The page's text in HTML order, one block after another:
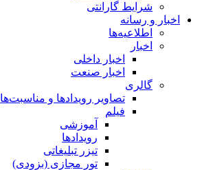
شرایط گارانتی
اخبار و رسانه
اطلاعیه‌ها
اخبار
اخبار داخلی
اخبار صنعت
گالری
تصاویر رویدادها و مناسبت‌ها
فیلم
آموزشی
رویدادها
تیزر تبلیغاتی
تور مجازی (بزودی)